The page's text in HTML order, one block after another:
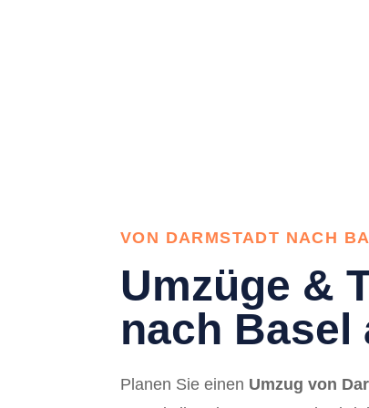
VON DARMSTADT NACH
Umzüge &
nach Basel
Planen Sie einen Umzug von